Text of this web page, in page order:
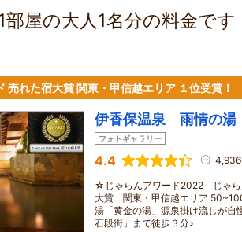
部屋の大人1名分の料金で
売れた宿大賞 関東・甲信越エリア １位受賞！
伊香保温泉 雨情の
フォトギャラリー
4.4
☆じゃらんアワード2022 じゃら
大賞 関東・甲信越エリア
湯「黄金の湯」源泉掛け流しが
石段街」まで徒歩３分♪